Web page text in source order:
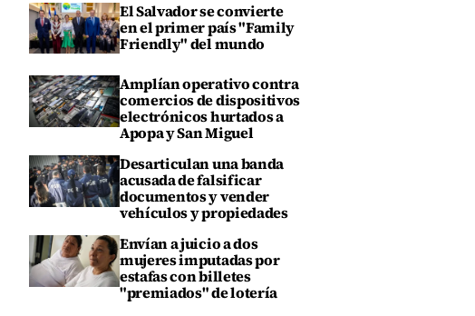
El Salvador se convierte
en el primer país "Family
Friendly" del mundo
Amplían operativo contra
comercios de dispositivos
electrónicos hurtados a
Apopa y San Miguel
Desarticulan una banda
acusada de falsificar
documentos y vender
vehículos y propiedades
Envían a juicio a dos
mujeres imputadas por
estafas con billetes
"premiados" de lotería